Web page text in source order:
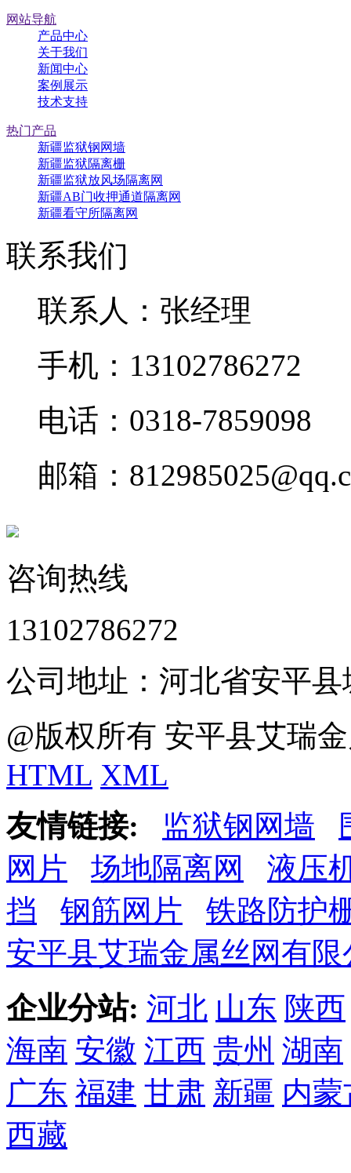
网站导航
产品中心
关于我们
新闻中心
案例展示
技术支持
热门产品
新疆监狱钢网墙
新疆监狱隔离栅
新疆监狱放风场隔离网
新疆AB门收押通道隔离网
新疆看守所隔离网
联系我们
联系人：张经理
手机：13102786272
电话：0318-7859098
邮箱：
咨询热线
13102786272
公司地址：河北省安平
@版权所有 安平县艾瑞
HTML XML
友情链接:
监狱钢网墙
网片
场地隔离网
液压
挡
钢筋网片
铁路防护
安平县艾瑞金属丝网有限
企业分站: 河北 山东 陕西
海南 安徽 江西 贵州 湖南
广东 福建 甘肃 新疆 内蒙
西藏